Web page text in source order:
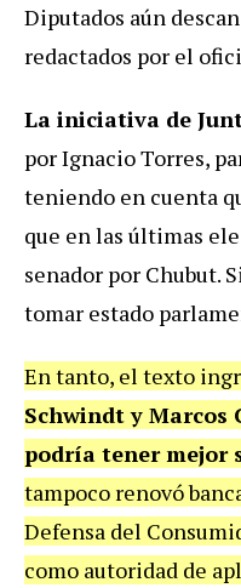
Diputados aún
redactados por el
La iniciativa de
por Ignacio Torres,
teniendo en cuenta
que en las últimas
senador por Chubut.
tomar estado
En tanto, el texto
Schwindt y Marcos
podría tener mejor
tampoco renovó
Defensa del
como autoridad de